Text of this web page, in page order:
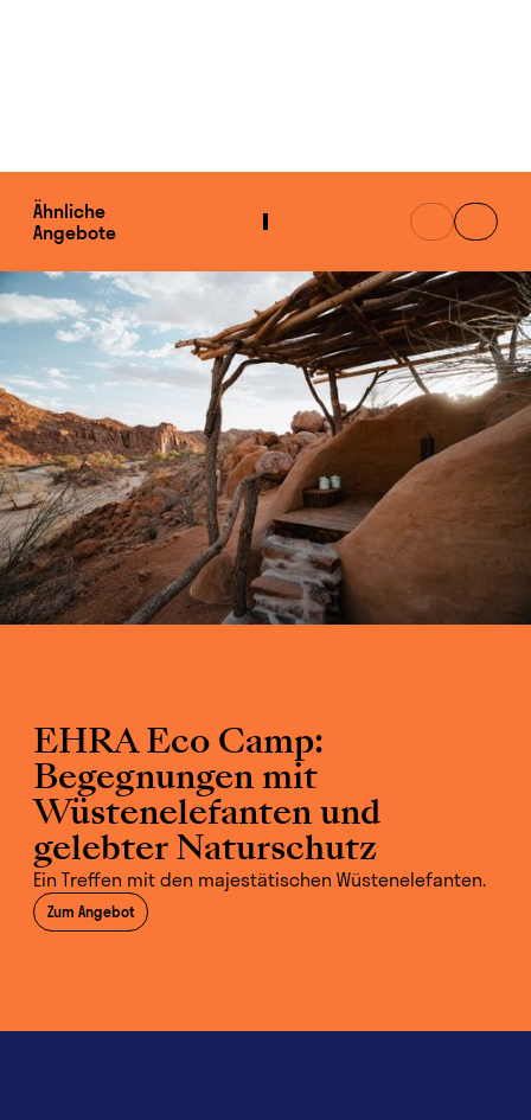
Ähnliche
Angebote
EHRA Eco Camp:
Begegnungen mit
Wüstenelefanten und
gelebter Naturschutz
Ein Treffen mit den majestätischen Wüstenelefanten.
Zum Angebot